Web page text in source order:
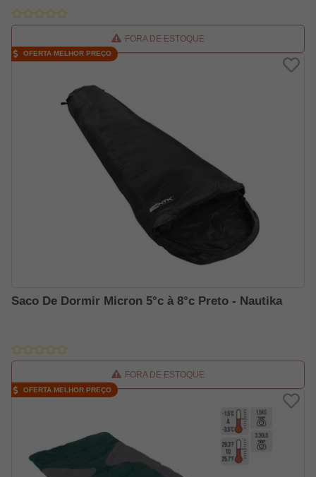
FORA DE ESTOQUE
Saco De Dormir Micron 5°c à 8°c Preto - Nautika
FORA DE ESTOQUE
OFERTA MELHOR PREÇO
OFERTA MELHOR PREÇO